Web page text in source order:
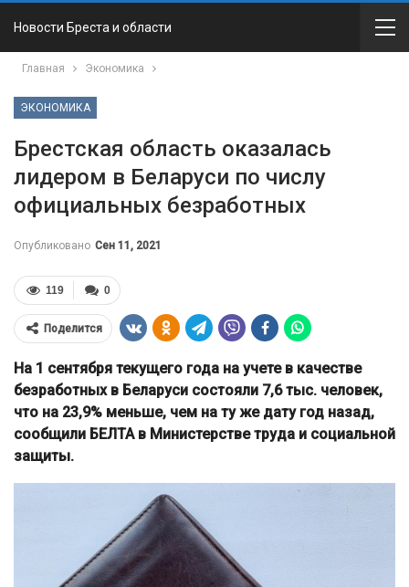
Новости Бреста и области
Главная Экономика
ЭКОНОМИКА
Брестская область оказалась
лидером в Беларуси по числу
официальных безработных
Опубликовано Сен 11, 2021
0
119
Поделится
На 1 сентября текущего года на учете в качестве
безработных в Беларуси состояли 7,6 тыс. человек,
что на 23,9% меньше, чем на ту же дату год назад,
сообщили БЕЛТА в Министерстве труда и социальной
защиты.